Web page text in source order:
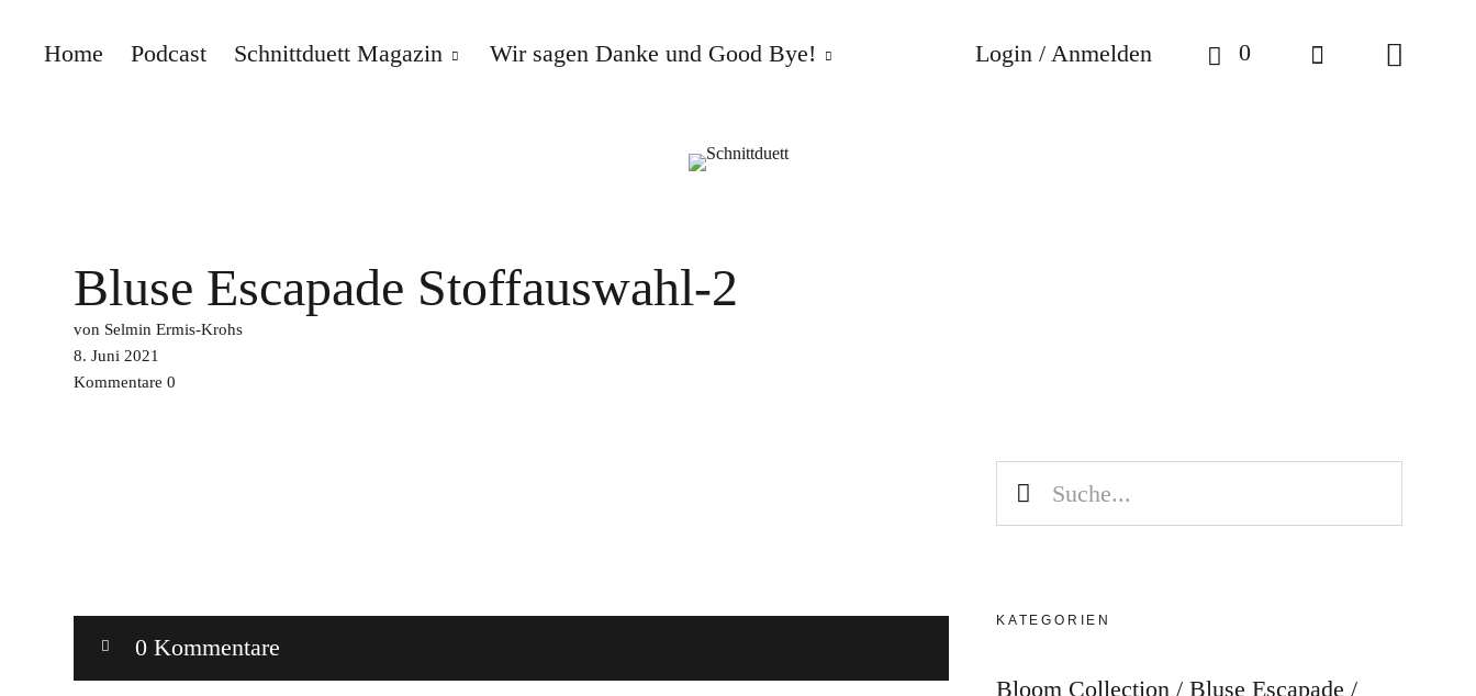
Home Podcast Schnittduett Magazin Wir sagen Danke und Good Bye! Login / Anmelden 0
Bluse Escapade Stoffauswahl-2
von Selmin Ermis-Krohs
8. Juni 2021
Kommentare 0
0 Kommentare
KATEGORIEN
Bloom Collection
Bluse Escapade